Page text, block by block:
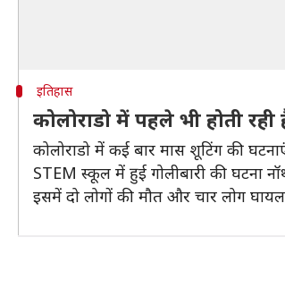
इतिहास
कोलोराडो में पहले भी होती रही
कोलोराडो में कई बार मास शूटिंग की
STEM स्कूल में हुई गोलीबारी की घटना
इसमें दो लोगों की मौत और चार लोग